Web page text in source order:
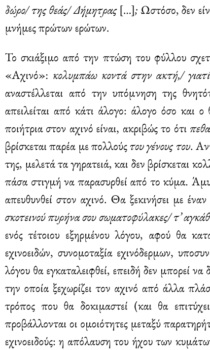
δώρο/ της θεάς/ Δήμητρας[…]; Ωστόσο, δεν
μνήμες πρώτων ερώτων.
Το σκιάξιμο από την πτώση του φύλλου
«Αχινό»: κολυμπάω κοντά στην ακτή,/
αναστέλλεται από την υπόμνηση της
απειλείται από κάτι άλογο: άλογο όσο και
ποιήτρια στον αχινό είναι, ακριβώς το ότι
βρίσκεται παρέα με πολλούςτου γένους του.
της, μελετά τα γηρατειά, και δεν βρίσκεται
πάσα στιγμή να παρασυρθεί από το κύμα.
απευθυνθεί στον αχινό. Θα ξεκινήσει με
σκοτεινού πυρήνα σου σωματοφύλακες/ τ’
ενός τέτοιου εξηρμένου λόγου, αφού θα
εχινοειδών, συνομοταξία εχινόδερμων,
λόγου θα εγκαταλειφθεί, επειδή δεν μπορεί
την οποία ξεχωρίζει τον αχινό από άλλα
τρόπος που θα δοκιμαστεί (και θα
προβάλλονται οι ομοιότητες μεταξύ
εχινοειδούς: η απόλαυση του ήχου των